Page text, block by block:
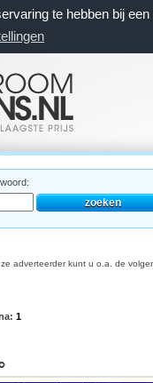
te hebben bij
adverteerder kunt u o.a. de
1